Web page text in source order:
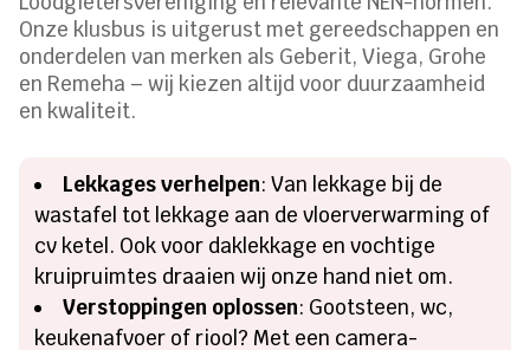
Onze klusbus is uitgerust met gereedschappen en
onderdelen van merken als Geberit, Viega, Grohe
en Remeha – wij kiezen altijd voor duurzaamheid
en kwaliteit.
Lekkages verhelpen: Van lekkage bij de
wastafel tot lekkage aan de vloerverwarming of
cv ketel. Ook voor daklekkage en vochtige
kruipruimtes draaien wij onze hand niet om.
Verstoppingen oplossen: Gootsteen, wc,
keukenafvoer of riool? Met een camera-